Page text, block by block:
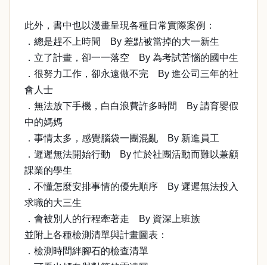
此外，書中也以漫畫呈現各種日常實際案例：
．總是趕不上時間 By 差點被當掉的大一新生
．立了計畫，卻一一落空 By 為考試苦惱的國中生
．很努力工作，卻永遠做不完 By 進公司三年的社
會人士
．無法放下手機，白白浪費許多時間 By 請育嬰假
中的媽媽
．事情太多，感覺腦袋一團混亂 By 新進員工
．遲遲無法開始行動 By 忙於社團活動而難以兼顧
課業的學生
．不懂怎麼安排事情的優先順序 By 遲遲無法投入
求職的大三生
．會被別人的行程牽著走 By 資深上班族
並附上各種檢測清單與計畫圖表：
．檢測時間絆腳石的檢查清單